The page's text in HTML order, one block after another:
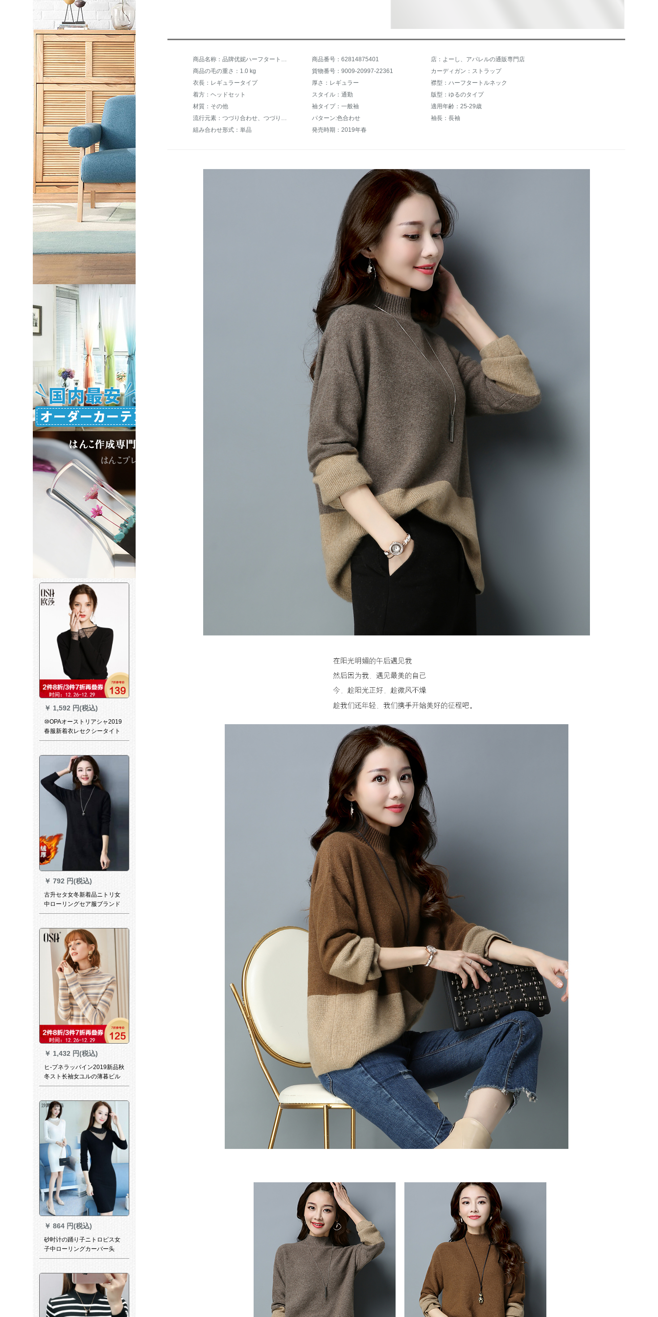
￥ 1,592 円(税込)
⑩OPAオーストリアシャ2019
春服新着衣レセクシータイト
ニックブロック（前売12月29
￥ 792 円(税込)
古升セタ女冬新着品ニトリ女
中ローリングセア服ブランド
専门店黒裏ボアリフリサズ
￥ 1,432 円(税込)
ヒ-プネラッバイン2019新品秋
冬スト长袖女ユルの薄暮ビル
M
￥ 864 円(税込)
砂时计の踊り子ニトロピス女
子中ローリングカーバー头
2019秋冬新着品韩国ファンシ
ズス(85-25斤)
商品名称：品牌优妮ハーフタートルネック女子ユイの怠惰风2019新着品韩国ファンシーショー痩身トップスショーショー内配night ner黒いフーリエセイズ【80～130向け】 商品番号：62814875401
店：よーし、アパレルの通販専門店
商品の毛の重さ：1.0 kg
貨物番号：9009-20997-22361
カーディガン：ストラップ
衣長：レギュラータイプ
厚さ：レギュラー
襟型：ハーフタートルネック
着方：ヘッドセット
スタイル：通勤
版型：ゆるのタイプ
材質：その他
袖タイプ：一般袖
適用年齢：25-29歳
流行元素：つづり合わせ、つづり合わせ
パターン:色合わせ
袖長：長袖
組み合わせ形式：単品
発売時期：2019年春